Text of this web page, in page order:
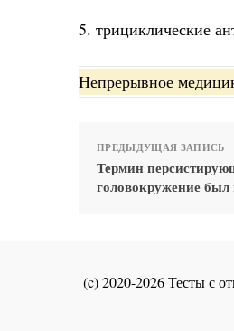
5. трициклические
Непрерывное
ПРЕДЫДУЩАЯ ЗАПИСЬ
Термин
головокружение был
(c) 2020-2026 Тесты с